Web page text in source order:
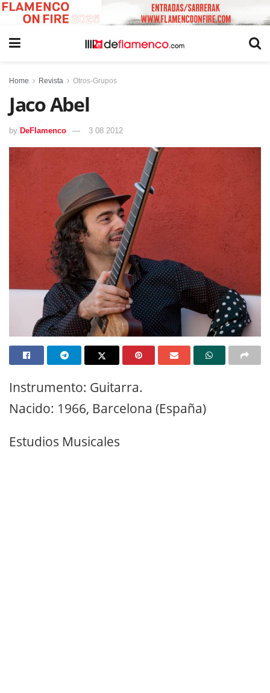
Home Revista Otros-Grupos
Jaco Abel
by DeFlamenco 3 08 2012
Instrumento: Guitarra.
Nacido: 1966, Barcelona (España)
Estudios Musicales